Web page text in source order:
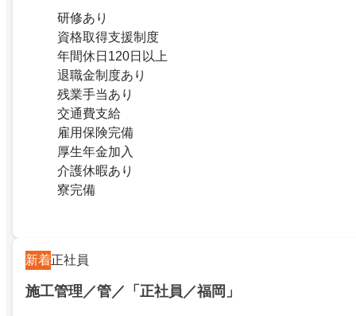
研修あり
資格取得支援制度
年間休日120日以上
退職金制度あり
残業手当あり
交通費支給
雇用保険完備
厚生年金加入
介護休暇あり
寮完備
新着正社員
施工管理／管／「正社員／福岡」